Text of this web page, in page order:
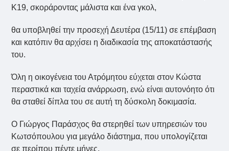
Κ19, σκοράροντας μάλιστα και ένα γκολ,
θα υποβληθεί την προσεχή Δευτέρα (15/11) σε επέμβαση
και κατόπιν θα αρχίσει η διαδικασία της αποκατάστασής
του.
Όλη η οικογένεια του Ατρόμητου εύχεται στον Κώστα
περαστικά και ταχεία ανάρρωση, ενώ είναι αυτονόητο ότι
θα σταθεί δίπλα του σε αυτή τη δύσκολη δοκιμασία.
Ο Γιώργος Παράσχος θα στερηθεί των υπηρεσιών του
Κωτσόπουλου για μεγάλο διάστημα, που υπολογίζεται
σε περίπου πέντε μήνες.